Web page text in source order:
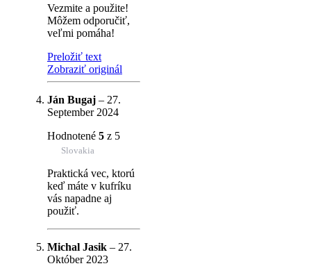
Vezmite a použite!
Môžem odporučiť,
veľmi pomáha!
Preložiť text
Zobraziť originál
Ján Bugaj – 27.
September 2024
Hodnotené 5 z 5
Slovakia
Praktická vec, ktorú
keď máte v kufríku
vás napadne aj
použiť.
Michal Jasik – 27.
Október 2023